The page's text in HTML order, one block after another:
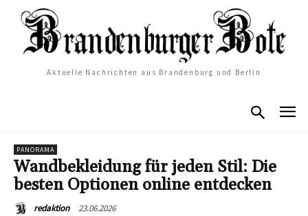
Aktuelle Nachrichten aus Brandenburg und Berlin
PANORAMA
Wandbekleidung für jeden Stil: Die
besten Optionen online entdecken
redaktion 23.06.2026